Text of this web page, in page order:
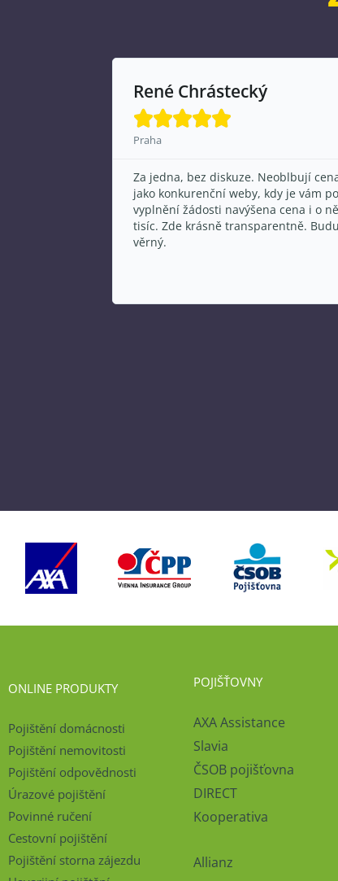
Anna U.

Praha
Všechno rychle vyřízeno a super
nabídka!!
ONLINE PRODUKTY
Pojištění domácnosti
Pojištění nemovitosti
Pojištění odpovědnosti
Úrazové pojištění
Povinné ručení
Cestovní pojištění
Pojištění storna zájezdu
POJIŠŤOVNY
AXA Assistance
Slavia
ČSOB pojišťovna
DIRECT
Kooperativa
Allianz